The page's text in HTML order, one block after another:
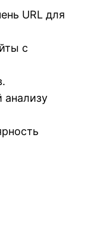
URL для
с
анализу